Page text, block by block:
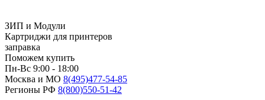
ЗИП и Модули
Картриджи для принтеров
заправка
Поможем купить
Пн-Вс 9:00 - 18:00
Москва и МО 8(495)477-54-85
Регионы РФ 8(800)550-51-42